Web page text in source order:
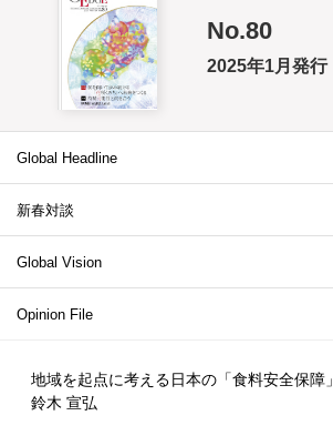
No.80
2025年1月発行
Global Headline
新春対談
Global Vision
Opinion File
地域を起点に考える日本の「食料安全保障」
鈴木 宣弘